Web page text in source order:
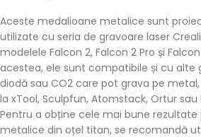
Aceste medalioane metalice sunt
utilizate cu seria de gravoare laser
modelele Falcon 2, Falcon 2 Pro și
acestea, ele sunt compatibile și cu alte
diodă sau CO2 care pot grava pe
la xTool, Sculpfun, Atomstack, Ortur sau
Pentru a obține cele mai bune rezultate
metalice din oțel titan, se recomandă